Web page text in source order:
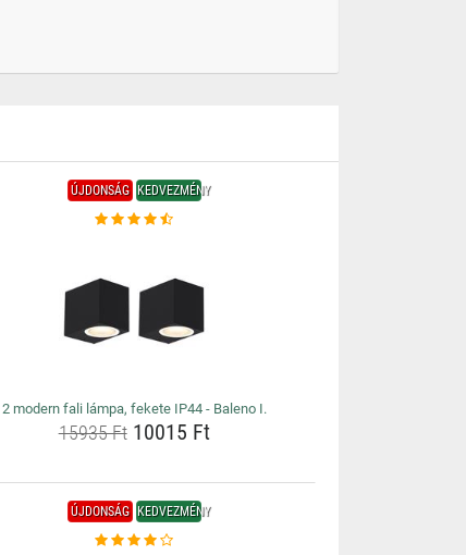
ÚJDONSÁG KEDVEZMÉNY
2 modern fali lámpa, fekete IP44 - Baleno I.
15935 Ft10015 Ft
ÚJDONSÁG KEDVEZMÉNY